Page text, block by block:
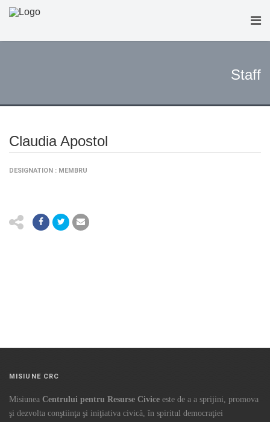
Staff
Claudia Apostol
DESIGNATION : MEMBRU
MISIUNE CRC
Misiunea Centrului pentru Resurse Civice este de a a sprijini, promova
şi dezvolta conştiinţa şi iniţiativa civică, în spiritul democraţiei